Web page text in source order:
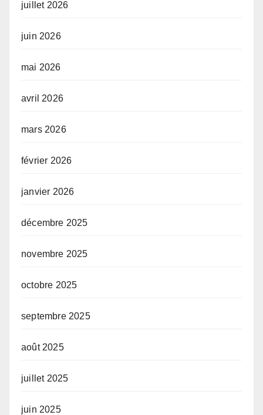
juillet 2026
juin 2026
mai 2026
avril 2026
mars 2026
février 2026
janvier 2026
décembre 2025
novembre 2025
octobre 2025
septembre 2025
août 2025
juillet 2025
juin 2025